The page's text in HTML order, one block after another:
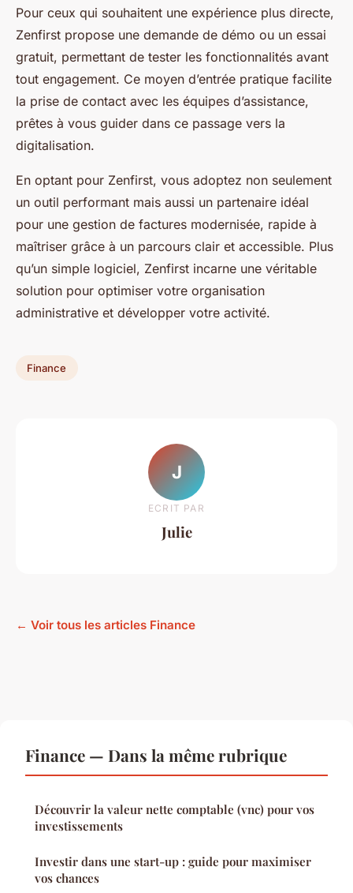
Pour ceux qui souhaitent une expérience plus directe,
Zenfirst propose une demande de démo ou un essai
gratuit, permettant de tester les fonctionnalités avant
tout engagement. Ce moyen d’entrée pratique facilite
la prise de contact avec les équipes d’assistance,
prêtes à vous guider dans ce passage vers la
digitalisation.
En optant pour Zenfirst, vous adoptez non seulement
un outil performant mais aussi un partenaire idéal
pour une gestion de factures modernisée, rapide à
maîtriser grâce à un parcours clair et accessible. Plus
qu’un simple logiciel, Zenfirst incarne une véritable
solution pour optimiser votre organisation
administrative et développer votre activité.
Finance
J
ECRIT PAR
Julie
← Voir tous les articles Finance
Finance — Dans la même rubrique
Découvrir la valeur nette comptable (vnc) pour vos
investissements
Investir dans une start-up : guide pour maximiser
vos chances